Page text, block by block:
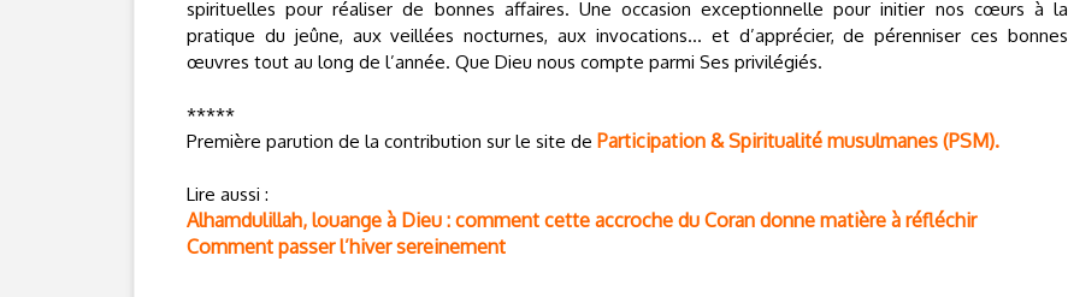
spirituelles pour réaliser de bonnes affaires. Une occasion exceptionnelle pour initier nos cœurs à la
pratique du jeûne, aux veillées nocturnes, aux invocations... et d’apprécier, de pérenniser ces bonnes
œuvres tout au long de l’année. Que Dieu nous compte parmi Ses privilégiés.
*****
Première parution de la contribution sur le site de Participation & Spiritualité musulmanes (PSM).
Lire aussi :
Alhamdulillah, louange à Dieu : comment cette accroche du Coran donne matière à réfléchir
Comment passer l’hiver sereinement